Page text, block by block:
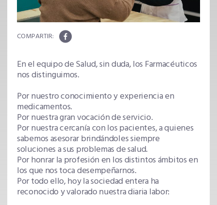
En el equipo de Salud, sin duda, los Farmacéuticos
nos distinguimos.
Por nuestro conocimiento y experiencia en
medicamentos.
Por nuestra gran vocación de servicio.
Por nuestra cercanía con los pacientes, a quienes
sabemos asesorar brindándoles siempre
soluciones a sus problemas de salud.
Por honrar la profesión en los distintos ámbitos en
los que nos toca desempeñarnos.
Por todo ello, hoy la sociedad entera ha
reconocido y valorado nuestra diaria labor: